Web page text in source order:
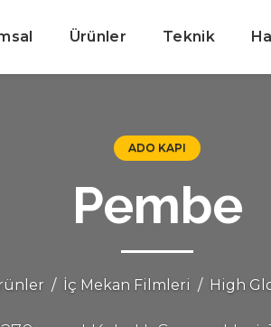
Ürünler Teknik
ADO KAPI
Pembe
İç Mekan Filmleri High